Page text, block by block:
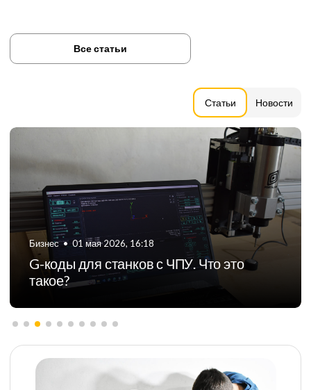
Статьи Новости
Все статьи
Бизнес • 06 августа 2024, 11:21
ТОП-5 российских производителей
фрезерных станков с ЧПУ